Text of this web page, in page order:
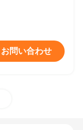
お問い合わせ